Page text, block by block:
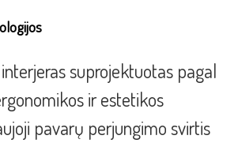
suprojektuotas pagal
ir estetikos
pavarų perjungimo svirtis